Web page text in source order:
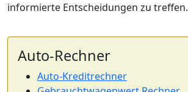
informierte Entscheidungen zu treffen.
Auto-Rechner
Auto-Kreditrechner